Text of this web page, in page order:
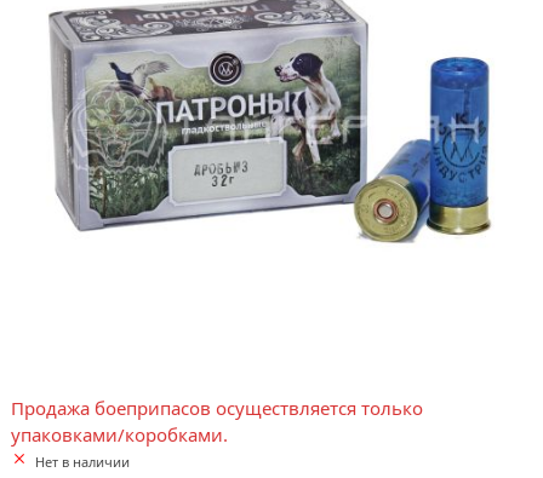
Продажа боеприпасов осуществляется только
упаковками/коробками.
Нет в наличии